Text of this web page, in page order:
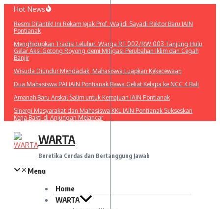
Lewati
konten
Hot News
Resmi Dilantik! Ini Rekam Jejak Prof. Wajidi Sayadi Rektor Baru IAIN
Pontianak
Menghidupkan Tradisi Leluhur: Warga RT 002/RW 003 Tanjung Hulu
Gelar Aksi Gotong Royong demi Mitigasi Perubahan Iklim dan Cegah
Banjir
Wisuda Diundur Mendadak, Mahasiswa Luapkan Kekecewaan
Dua Mahasiswa PAI IAIN Pontianak Bawa Geliat Kelapa ke NCC 4 Bali
Amanah Baru Arskal Salim untuk Kemajuan IAIN Pontianak
Sinergi Masyarakat dan Mahasiswa KKL IAIN Pontianak Sukseskan
Kerja Bakti di Anjungan Melancar
WARTA
Beretika Cerdas dan Bertanggung Jawab
Menu
Home
WARTA